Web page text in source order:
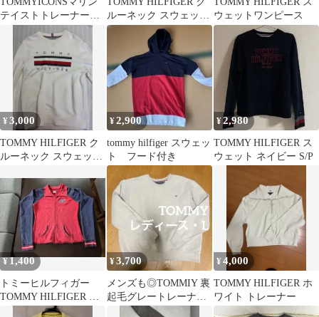
テイストトレーナー
トミーヒルフィガーボ
ーダー
ルーネック スウェット
ホワイト M
ウェットワンピース
¥3,000
TOMMY HILFIGER ク
ルーネック スウェット
¥2,900
tommy hilfiger スウェッ
ト フード付き
¥2,980
TOMMY HILFIGER ス
ウェット ネイビー S/P
¥1,400
トミーヒルフィガー
TOMMY HILFIGER ジ
ップアップスウェット
¥3,700
メンズも◎TOMMIY 裏
起毛グレートレーナ
ー L
¥4,000
TOMMY HILFIGER ホ
ワイト トレーナー